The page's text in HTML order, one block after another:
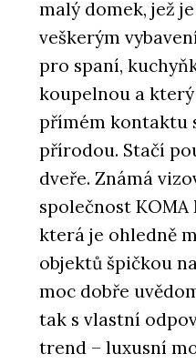
malý domek, jež
veškerým
pro spaní,
koupelnou a
přímém kontaktu
přírodou. Stačí
dveře. Známá
společnost KOMA
která je ohledně
objektů špičkou
moc dobře
tak s vlastní
trend – luxusní